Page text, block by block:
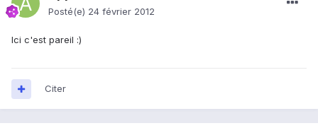
Posté(e) 24 février 2012
Ici c'est pareil :)
Citer